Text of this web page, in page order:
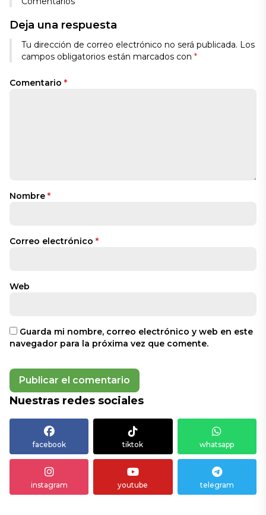
Deja una respuesta
Tu dirección de correo electrónico no será publicada. Los
campos obligatorios están marcados con *
Comentario *
Nombre *
Correo electrónico *
Web
Guarda mi nombre, correo electrónico y web en este
navegador para la próxima vez que comente.
Alternative:
Nuestras redes sociales
facebook tiktok whatsapp
instagram youtube telegram